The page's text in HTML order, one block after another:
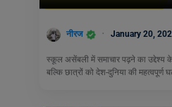
नीरज January 20,
स्कूल असेंबली में समाचार पढ़ने का उद्देश्य
बल्कि छात्रों को देश-दुनिया की महत्वपूर्ण